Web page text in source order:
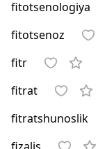
fitotsenologiya
fitotsenoz
fitr
fitrat
fitratshunoslik